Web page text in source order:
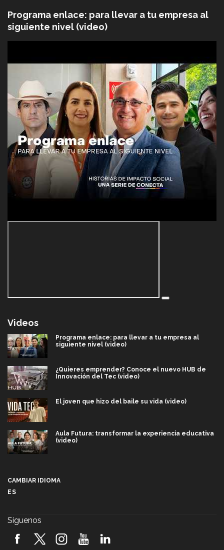
Programa enlace: para llevar a tu empresa al
siguiente nivel (video)
Videos
Programa enlace: para llevar a tu empresa al
siguiente nivel (video)
¿Quieres emprender? Conoce el nuevo HUB de
Innovación del Tec (video)
El joven que hizo del baile su vida (video)
Aula Futura: transformar la experiencia educativa
(video)
2026! (video)
CAMBIAR IDIOMA
ES
Síguenos